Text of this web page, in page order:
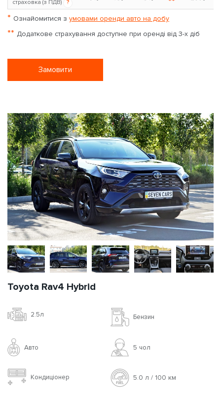
страховка (з ПДВ)
?
* Ознайомитися з умовами оренди авто на добу
** Додаткове страхування доступне при оренді від 3-х діб
Замовити
Toyota Rav4 Hybrid
2.5л Бензин
Авто 5 чoл
Кондиціонер 5.0 л / 100 км